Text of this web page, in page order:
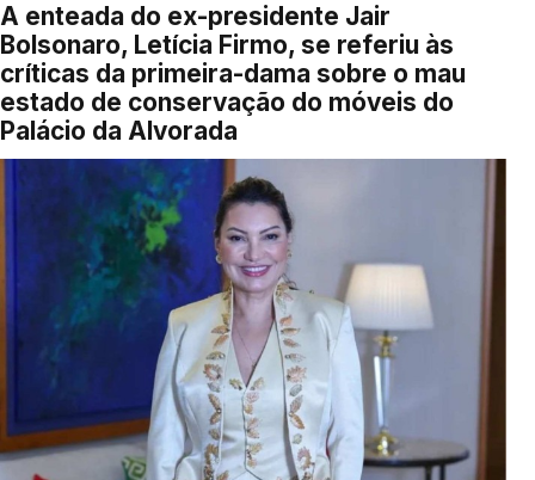
A enteada do ex-presidente Jair
Bolsonaro, Letícia Firmo, se referiu às
críticas da primeira-dama sobre o mau
estado de conservação do móveis do
Palácio da Alvorada